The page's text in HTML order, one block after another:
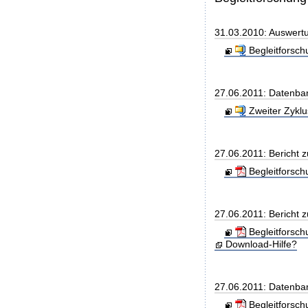
31.03.2010:
27.06.2011:
Zweiter
27.06.2011: Bericht
27.06.2011: Bericht
Download-Hilfe?
27.06.2011: